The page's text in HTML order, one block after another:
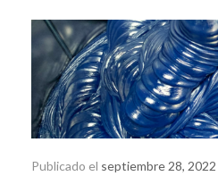
Publicado el septiembre 28, 2022